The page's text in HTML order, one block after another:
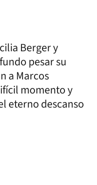
Berger y
pesar su
a Marcos
momento y
eterno descanso